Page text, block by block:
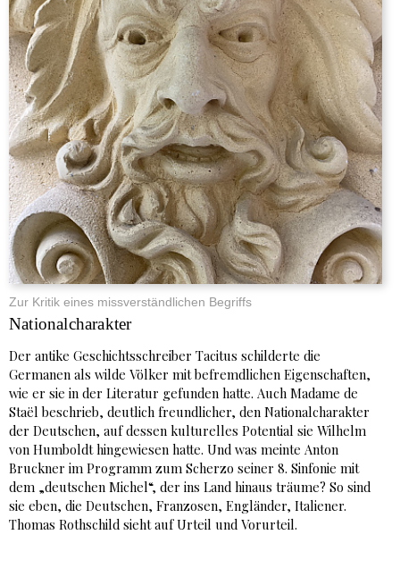
Zur Kritik eines missverständlichen Begriffs
Nationalcharakter
Der antike Geschichtsschreiber Tacitus schilderte die
Germanen als wilde Völker mit befremdlichen Eigenschaften,
wie er sie in der Literatur gefunden hatte. Auch Madame de
Staël beschrieb, deutlich freundlicher, den Nationalcharakter
der Deutschen, auf dessen kulturelles Potential sie Wilhelm
von Humboldt hingewiesen hatte. Und was meinte Anton
Bruckner im Programm zum Scherzo seiner 8. Sinfonie mit
dem „deutschen Michel“, der ins Land hinaus träume? So sind
sie eben, die Deutschen, Franzosen, Engländer, Italiener.
Thomas Rothschild sieht auf Urteil und Vorurteil.